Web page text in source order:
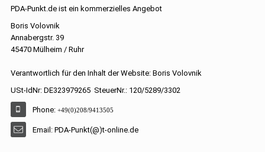
PDA-Punkt.de ist ein kommerzielles Angebot
Boris Volovnik
Annabergstr. 39
45470 Mülheim / Ruhr
Verantwortlich für den Inhalt der Website: Boris Volovnik
USt-IdNr: DE323979265 SteuerNr.: 120/5289/3302
Phone: +49(0)208/9413505
Email: PDA-Punkt(@)t-online.de